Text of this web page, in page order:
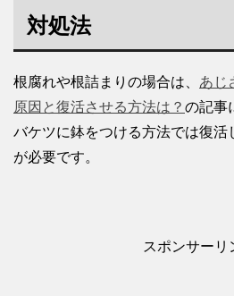
対処法
根腐れや根詰まりの場合は、 あじ
原因と復活させる方法は？ の記事
バケツに鉢をつける方法では復活
が必要です。
スポンサーリ